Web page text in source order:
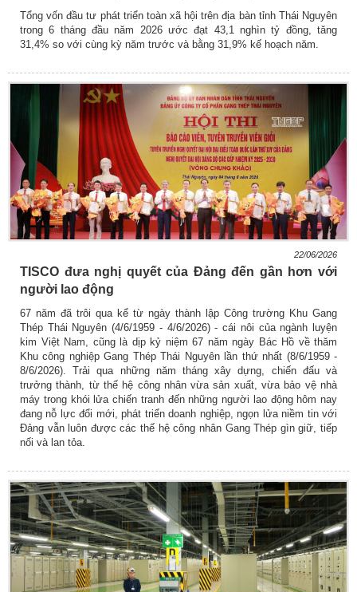
Tổng vốn đầu tư phát triển toàn xã hội trên địa bàn tỉnh Thái Nguyên
trong 6 tháng đầu năm 2026 ước đạt 43,1 nghìn tỷ đồng, tăng
31,4% so với cùng kỳ năm trước và bằng 31,9% kế hoạch năm.
22/06/2026
TISCO đưa nghị quyết của Đảng đến gần hơn với
người lao động
67 năm đã trôi qua kể từ ngày thành lập Công trường Khu Gang
Thép Thái Nguyên (4/6/1959 - 4/6/2026) - cái nôi của ngành luyện
kim Việt Nam, cũng là dịp kỷ niệm 67 năm ngày Bác Hồ về thăm
Khu công nghiệp Gang Thép Thái Nguyên lần thứ nhất (8/6/1959 -
8/6/2026). Trải qua những năm tháng xây dựng, chiến đấu và
trưởng thành, từ thế hệ công nhân vừa sản xuất, vừa bảo vệ nhà
máy trong khói lửa chiến tranh đến những người lao động hôm nay
đang nỗ lực đổi mới, phát triển doanh nghiệp, ngọn lửa niềm tin với
Đảng vẫn luôn được các thế hệ công nhân Gang Thép gìn giữ, tiếp
nối và lan tỏa.